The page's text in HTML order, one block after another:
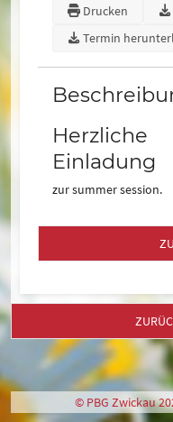
Drucken
Termin
Herzliche
Einladung
zur summer session.
© PBG Zwickau